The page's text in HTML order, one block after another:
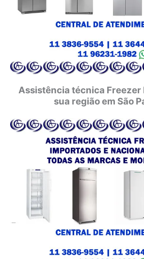
Assistência técnica Freezer
sua região em São